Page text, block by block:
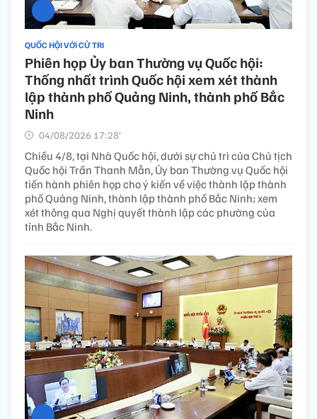
QUỐC HỘI VỚI CỬ TRI
Phiên họp Ủy ban Thường vụ Quốc hội:
Thống nhất trình Quốc hội xem xét thành
lập thành phố Quảng Ninh, thành phố Bắc
Ninh
04/08/2026 17:28’
Chiều 4/8, tại Nhà Quốc hội, dưới sự chủ trì của Chủ tịch
Quốc hội Trần Thanh Mẫn, Ủy ban Thường vụ Quốc hội
tiến hành phiên họp cho ý kiến về việc thành lập thành
phố Quảng Ninh, thành lập thành phố Bắc Ninh; xem
xét thông qua Nghị quyết thành lập các phường của
tỉnh Bắc Ninh.